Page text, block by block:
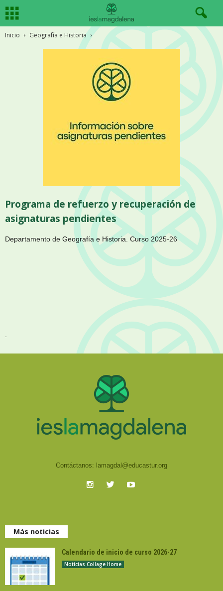
Inicio Geografía e Historia
Programa de refuerzo y recuperación de
asignaturas pendientes
Departamento de Geografía e Historia. Curso 2025-26
Contáctanos: lamagdal@educastur.org
Más noticias
Calendario de inicio de curso 2026-27
Noticias Collage Home